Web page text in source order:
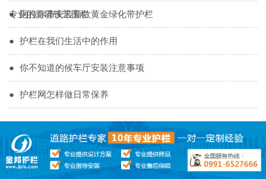
专业的新疆铁艺围栏
● 阿拉尔市安装新款黄金绿化带护栏
● 护栏在我们生活中的作用
● 你不知道的候车厅安装注意事项
● 护栏网怎样做日常保养
● "多样“候车亭，旨在为您提供一个舒心候车环境
● 候车亭规格型号小解